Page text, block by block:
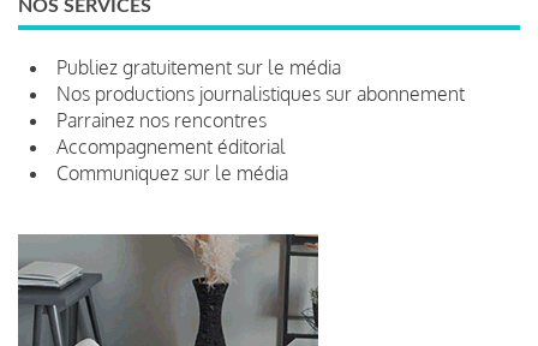
NOS SERVICES
Publiez gratuitement sur le média
Nos productions journalistiques sur abonnement
Parrainez nos rencontres
Accompagnement éditorial
Communiquez sur le média